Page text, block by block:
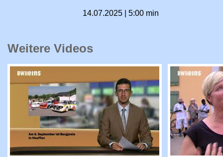
14.07.2025 | 5:00 min
Weitere Videos
BW1-Nachrichten: Komplette BW1-